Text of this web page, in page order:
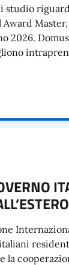
studio
Award
2026.
residenti
la